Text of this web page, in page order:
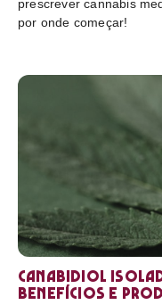
prescrever cannabis
por onde começar!
Canabidiol
benefícios e